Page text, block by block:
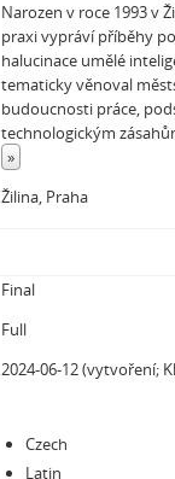
Narozen v roce 1993 v
praxi vypráví příběhy
halucinace umělé
tematicky věnoval
budoucnosti práce,
technologickým
»
Žilina, Praha
Final
Full
2024-06-12 (vytvoření;
Czech
Latin